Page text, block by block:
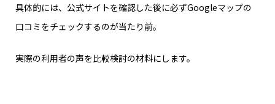
具体的には、公式サイトを確認した後に必ずGoogleマップの
口コミをチェックするのが当たり前。
実際の利用者の声を比較検討の材料にします。